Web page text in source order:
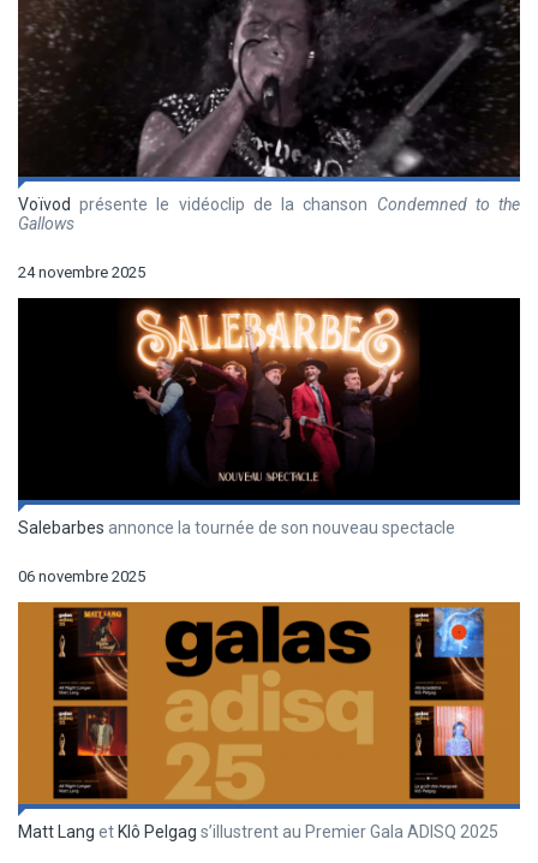
Voïvod présente le vidéoclip de la chanson Condemned to the
Gallows
24 novembre 2025
Salebarbes annonce la tournée de son nouveau spectacle
06 novembre 2025
Matt Lang et Klô Pelgag s’illustrent au Premier Gala ADISQ 2025